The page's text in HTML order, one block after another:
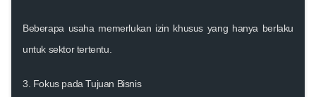
Beberapa usaha memerlukan izin khusus yang hanya berlaku
untuk sektor tertentu.
3. Fokus pada Tujuan Bisnis